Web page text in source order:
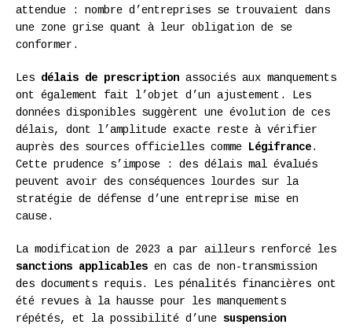
attendue : nombre d’entreprises se trouvaient dans
une zone grise quant à leur obligation de se
conformer.
Les délais de prescription associés aux manquements
ont également fait l’objet d’un ajustement. Les
données disponibles suggèrent une évolution de ces
délais, dont l’amplitude exacte reste à vérifier
auprès des sources officielles comme
Légifrance.
Cette prudence s’impose : des délais mal évalués
peuvent avoir des conséquences lourdes sur la
stratégie de défense d’une entreprise mise en
cause.
La modification de 2023 a par ailleurs renforcé les
sanctions applicables en cas de non-transmission
des documents requis. Les pénalités financières ont
été revues à la hausse pour les manquements
répétés, et la possibilité d’une suspension